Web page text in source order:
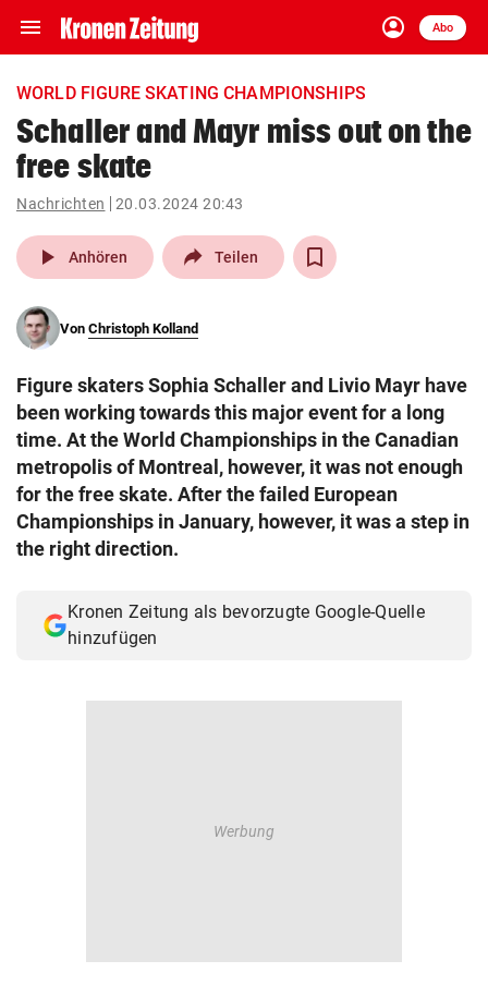
menu Navigation
ein-/ausklappen
account_circle
Anmelden
Abo
close Schließen
account_circle Anmelden
pin_drop
Wien arrow_right
search
eingeben
Muthgasse 2, 1190 Wien
WORLD FIGURE SKATING CHAMPIONSHIPS
Schaller and Mayr miss out on the
free skate
Nachrichten 20.03.2024 20:43
play_arrow Anhören Teilen
Von Christoph Kolland
Figure skaters Sophia Schaller and Livio Mayr have
been working towards this major event for a long
time. At the World Championships in the Canadian
metropolis of Montreal, however, it was not enough
for the free skate. After the failed European
Championships in January, however, it was a step in
the right direction.
Kronen Zeitung als bevorzugte Google-Quelle
hinzufügen